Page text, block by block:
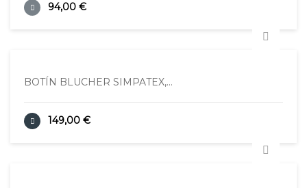
94,00 €
BOTÍN BLUCHER SIMPATEX,...
149,00 €